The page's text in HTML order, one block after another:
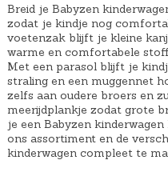
Breid je Babyzen
zodat je kindje nog
voetenzak blijft je kleine
warme en comfortabele
Met een parasol blijft je
straling en een muggennet
zelfs aan oudere broers en
meerijdplankje zodat grote
je een Babyzen
ons assortiment en de
kinderwagen compleet te